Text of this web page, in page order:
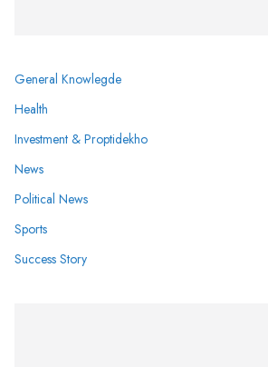
General Knowlegde
Health
Investment & Proptidekho
News
Political News
Sports
Success Story